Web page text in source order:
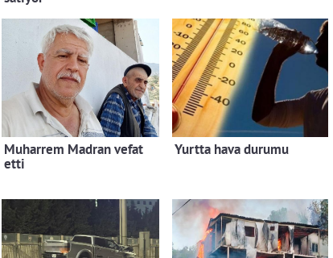
Muharrem Madran vefat
etti
Yurtta hava durumu